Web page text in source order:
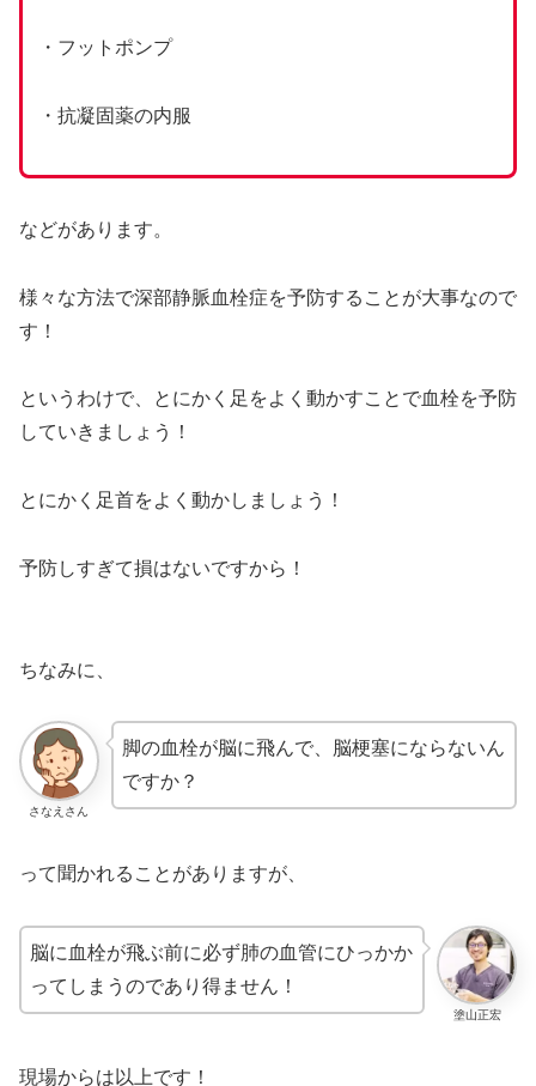
・フットポンプ
・抗凝固薬の内服
などがあります。
様々な方法で深部静脈血栓症を予防することが大事なので
す！
というわけで、とにかく足をよく動かすことで血栓を予防
していきましょう！
とにかく足首をよく動かしましょう！
予防しすぎて損はないですから！
ちなみに、
さなえさん
脚の血栓が脳に飛んで、脳梗塞にならないん
ですか？
って聞かれることがありますが、
塗山正宏
脳に血栓が飛ぶ前に必ず肺の血管にひっかか
ってしまうのであり得ません！
現場からは以上です！